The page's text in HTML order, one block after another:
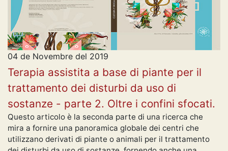
04 de Novembre del 2019
Terapia assistita a base di piante per il
trattamento dei disturbi da uso di
sostanze - parte 2. Oltre i confini sfocati.
Questo articolo è la seconda parte di una ricerca che
mira a fornire una panoramica globale dei centri che
utilizzano derivati di piante o animali per il trattamento